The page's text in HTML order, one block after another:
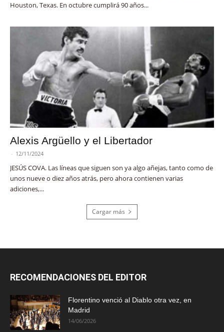
Houston, Texas. En octubre cumplirá 90 años...
Alexis Argüello y el Libertador
- 12/11/2024
JESÚS COVA. Las líneas que siguen son ya algo añejas, tanto como de
unos nueve o diez años atrás, pero ahora contienen varias
adiciones,...
Cargar más
RECOMENDACIONES DEL EDITOR
Florentino venció al Diablo otra vez, en
Madrid
14/06/2026